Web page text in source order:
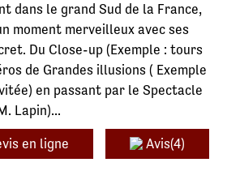
dans le grand Sud de la France,
moment merveilleux avec ses
Du Close-up (Exemple : tours
de Grandes illusions ( Exemple
en passant par le Spectacle
Lapin)...
en ligne Avis(4)